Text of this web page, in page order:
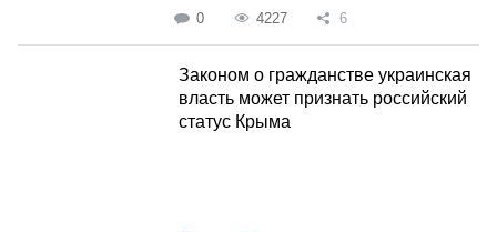
0 4227 6
Законом о гражданстве украинская
власть может признать российский
статус Крыма